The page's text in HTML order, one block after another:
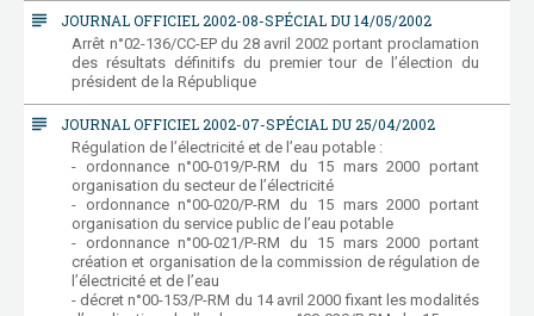
subject JOURNAL OFFICIEL 2002-08-SPÉCIAL DU 14/05/2002
Arrêt n°02-136/CC-EP du 28 avril 2002 portant proclamation
des résultats définitifs du premier tour de l’élection du
président de la République
subject JOURNAL OFFICIEL 2002-07-SPÉCIAL DU 25/04/2002
Régulation de l’électricité et de l’eau potable :
- ordonnance n°00-019/P-RM du 15 mars 2000 portant
organisation du secteur de l’électricité
- ordonnance n°00-020/P-RM du 15 mars 2000 portant
organisation du service public de l’eau potable
- ordonnance n°00-021/P-RM du 15 mars 2000 portant
création et organisation de la commission de régulation de
l’électricité et de l’eau
- décret n°00-153/P-RM du 14 avril 2000 fixant les modalités